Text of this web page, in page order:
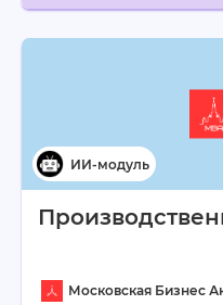
Московская Бизнес